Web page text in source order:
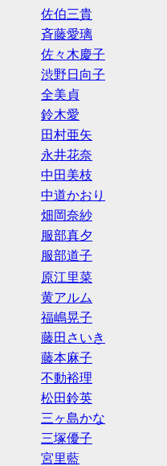
佐伯三貴
斉藤愛璃
佐々木慶子
渋野日向子
全美貞
鈴木愛
田村亜矢
永井花奈
中田美枝
中道かおり
畑岡奈紗
服部真夕
服部道子
原江里菜
黄アルム
福嶋晃子
藤田さいき
藤本麻子
不動裕理
松田鈴英
三ヶ島かな
三塚優子
宮里藍